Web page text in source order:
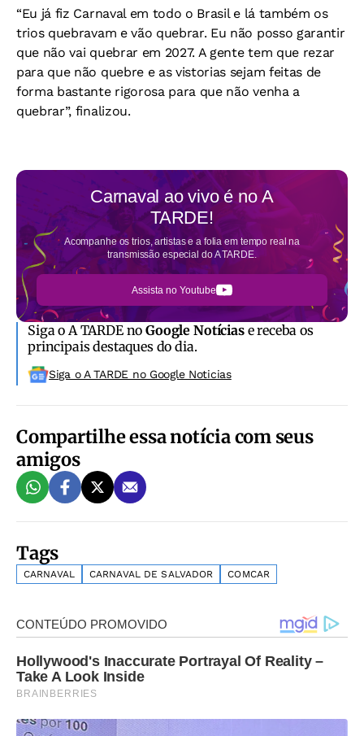
“Eu já fiz Carnaval em todo o Brasil e lá também os
trios quebravam e vão quebrar. Eu não posso garantir
que não vai quebrar em 2027. A gente tem que rezar
para que não quebre e as vistorias sejam feitas de
forma bastante rigorosa para que não venha a
quebrar”, finalizou.
Carnaval ao vivo é noA
TARDE!
Acompanhe os trios, artistas e a folia em tempo real na
transmissão especial do A TARDE.
Assista no Youtube
Siga o A TARDE noGoogle Notíciase receba os
principais destaques do dia.
Siga o A TARDE no Google Noticias
Compartilhe essa notícia com seus
amigos
Tags
CARNAVAL CARNAVAL DE SALVADOR COMCAR